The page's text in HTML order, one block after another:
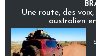
Une route, des
australien